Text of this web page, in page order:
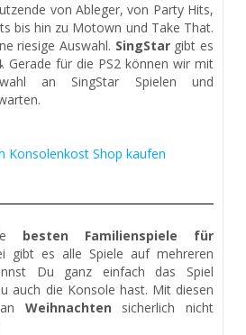
von Ableger, von Party Hits,
bis hin zu Motown und Take That.
riesige Auswahl. SingStargibt es
. Gerade für die PS2 können wir mit
an SingStar Spielen und
Konsolenkost Shop kaufen
besten Familienspiele für
gibt es alle Spiele auf mehreren
Du ganz einfach das Spiel
auch die Konsole hast. Mit diesen
Weihnachten sicherlich nicht